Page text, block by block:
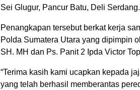
Sei Glugur, Pancur Batu, Deli Serdang.
Penangkapan tersebut berkat kerja
Polda Sumatera Utara yang dipimpin
SH. MH dan Ps. Panit 2 Ipda Victor
“Terima kasih kami ucapkan kepada
yang telah berhasil memberantas